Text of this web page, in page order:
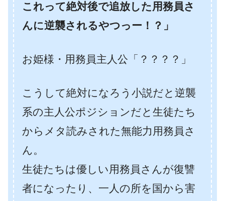
これって絶対後で追放した用務員さ
んに逆襲されるやつっー！？」
お姫様・用務員主人公「？？？？」
こうして絶対になろう小説だと逆襲
系の主人公ポジションだと生徒たち
からメタ読みされた無能力用務員さ
ん。
生徒たちは優しい用務員さんが復讐
者になったり、一人の所を国から害